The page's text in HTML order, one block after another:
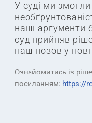
У суді ми
наші аргументи
суд прийняв
наш позов у
Ознайомитись із
посиланням: https://